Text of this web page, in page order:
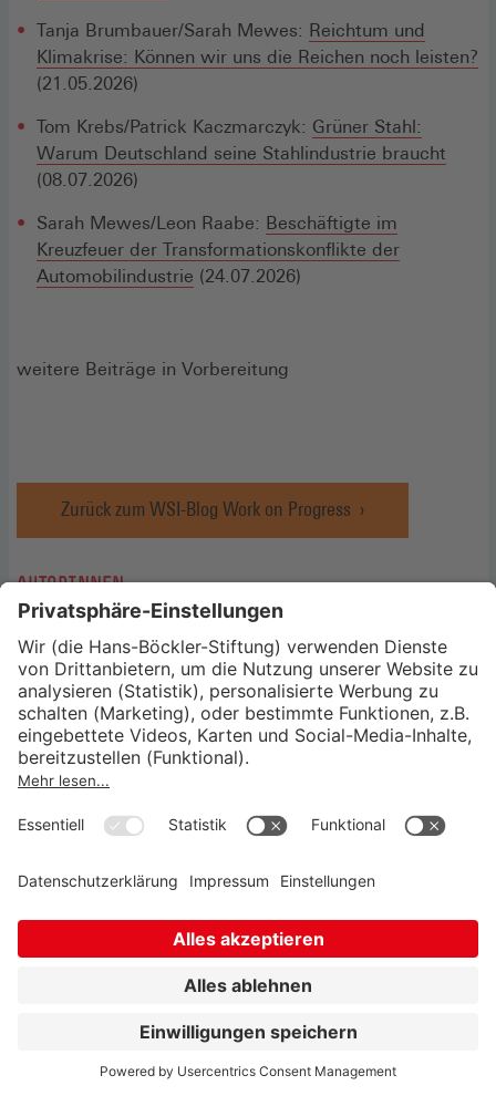
Tanja Brumbauer/Sarah Mewes: Reichtum und
Klimakrise: Können wir uns die Reichen noch leisten?
(21.05.2026)
Tom Krebs/Patrick Kaczmarczyk: Grüner Stahl:
Warum Deutschland seine Stahlindustrie braucht
(08.07.2026)
Sarah Mewes/Leon Raabe: Beschäftigte im
Kreuzfeuer der Transformationskonflikte der
Automobilindustrie (24.07.2026)
weitere Beiträge in Vorbereitung
Zurück zum WSI-Blog Work on Progress
AUTORINNEN
Dr. Marischa Fastist als
Erziehungswissenschaftlerin bei KLUG, der
Deutschen Allianz Klimawandel und
Gesundheit e.V., verantwortlich für
transformative Bildungsprozesse. Dabei
gestaltet sie Bildungsformate in Aus-, Fort-
und Weiterbildung von Menschen in
Gesundheitsberufen und in der betrieblichen
marischa.fast@klimawandel-gesundheit.de
Dr. Stefanie Bühnist
Gesundheitswissenschaftlerin und befasst